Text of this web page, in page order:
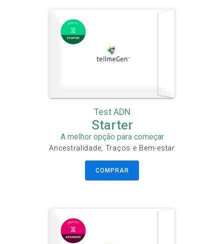
Test ADN
Starter
A melhor opção para começar
Ancestralidade, Traços e Bem-estar
COMPRAR